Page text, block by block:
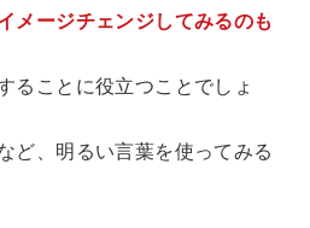
メージチェンジしてみるのも
ることに役立つことでしょ
ど、明るい言葉を使ってみる